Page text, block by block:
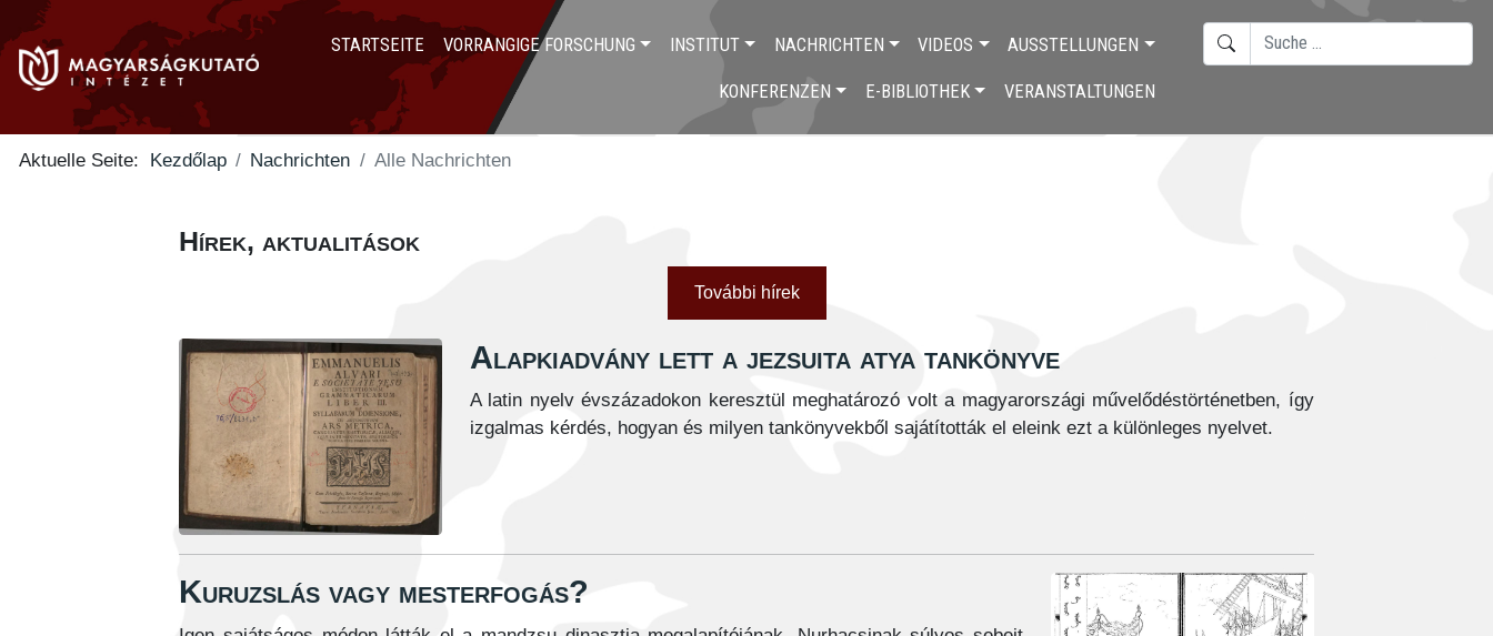
STARTSEITE VORRANGIGE FORSCHUNG INSTITUT NACHRICHTEN VIDEOS AUSSTELLUNGEN
KONFERENZEN E-BIBLIOTHEK VERANSTALTUNGEN
SUCHEN
Aktuelle Seite: Kezdőlap Nachrichten Alle Nachrichten
Hírek, aktualitások
További hírek
Alapkiadvány lett a jezsuita atya tankönyve
A latin nyelv évszázadokon keresztül meghatározó volt a magyarországi művelődéstörténetben, így
izgalmas kérdés, hogyan és milyen tankönyvekből sajátították el eleink ezt a különleges nyelvet.
Kuruzslás vagy mesterfogás?